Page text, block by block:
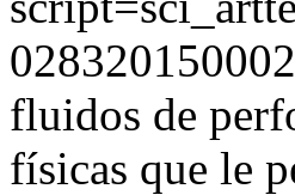
fluidos de
físicas que le